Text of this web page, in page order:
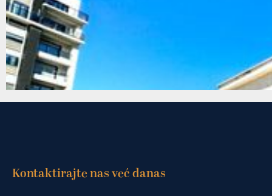
Kontaktirajte nas već danas